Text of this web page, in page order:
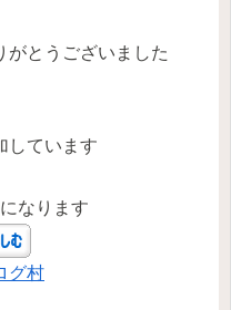
がとうございました
しています
なります
グ村